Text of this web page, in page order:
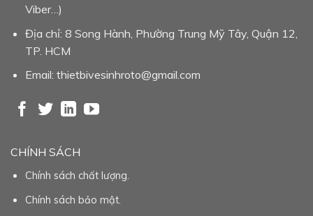
Viber…)
Địa chỉ: 8 Song Hành, Phường Trung Mỹ Tây, Quận 12,
TP. HCM
Email: thietbivesinhroto@gmail.com
CHÍNH SÁCH
Chính sách chất lượng.
Chính sách bảo mật.